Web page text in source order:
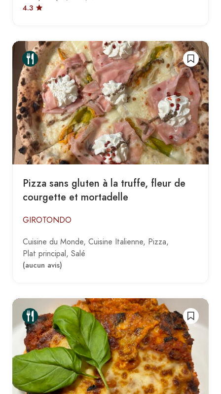
4.3
Pizza sans gluten à la truffe, fleur de
courgette et mortadelle
GIROTONDO
Cuisine du Monde Cuisine Italienne Pizza
Plat principal Salé
(aucun avis)